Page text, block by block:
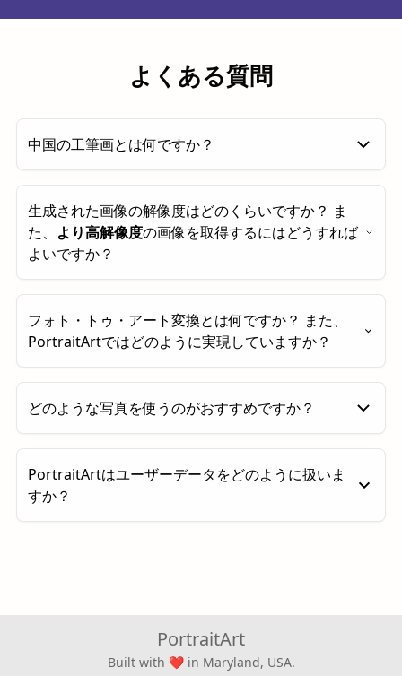
よくある質問
中国の工筆画とは何ですか？
洗練された優雅さで知られる中国伝統の細密画の技法
です。漢代に起源を持ち、唐・宋代に盛んになった工
筆画は、対象を鮮明かつ繊細な線で輪郭を描き、その
後に鉱物顔料や墨を重ねて丁寧に色づけを施します。
実性、明快さ、装飾的な豊かさを重視し、花鳥画や宮
廷の女性、物語的な場面を卓越した正確さと優雅さで
描き出します。その結果として生まれる作品は、厳格
さと詩情が調和した構図となり、繊細な美しさ、均
衡、そして技術的な熟練を讃えています。
生成された画像の解像度はどのくらいですか？ ま
た、 より高解像度の画像を取得するにはどうすれば
よいですか？
メガピクセル） です。「2× Upscale」ボタンをクリ
ックすると、解像度を 400万画素（4メガピクセル）
まで向上させることができます。
フォト・トゥ・アート変換とは何ですか？ また、
PortraitArtではどのように実現していますか？
容を保ちながら、芸術的な表現を加えて作品へと変換
するプロセスです。水彩画風やイラスト風、線画な
既製品のプリントとは異なり、非常にパーソナライズ
された作品となるため、インテリアや特別なギフトに
最適です。
精度を兼ね備えた仕上がりを、より手頃に体験いただ
どのような写真を使うのがおすすめですか？
真、建物、風景など、さまざまな種類の写真に対応し
ています。より良い仕上がりのためには、高解像度
で、十分な明るさがあり、背景がはっきりしている画
PortraitArtはユーザーデータをどのように扱いま
すか？
せん。また、すべてのデータ通信は暗号化されて
おり、個人情報を保護しています。さらに、作品
PortraitArt
Built with ❤in Maryland, USA.